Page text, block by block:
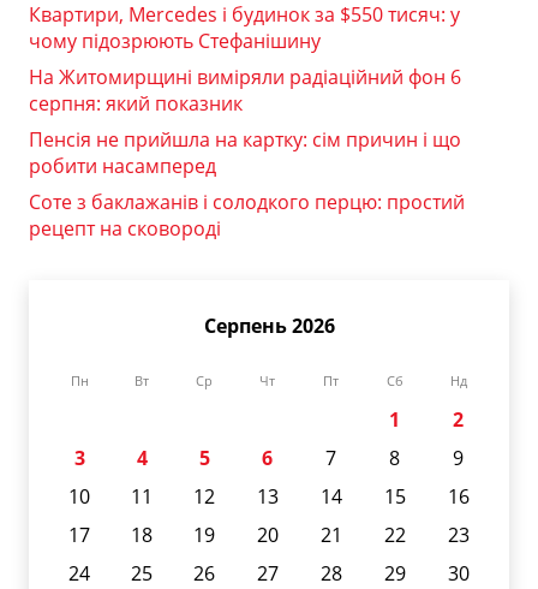
Квартири, Mercedes і будинок за $550 тисяч: у
чому підозрюють Стефанішину
На Житомирщині виміряли радіаційний фон 6
серпня: який показник
Пенсія не прийшла на картку: сім причин і що
робити насамперед
Соте з баклажанів і солодкого перцю: простий
рецепт на сковороді
Серпень 2026
Пн Вт Ср Чт Пт Сб Нд
1
2
3
4 5 6 7 8
9
10
11 12 13 14 15
16
17
18 19 20 21 22
23
24
25 26 27 28 29
30